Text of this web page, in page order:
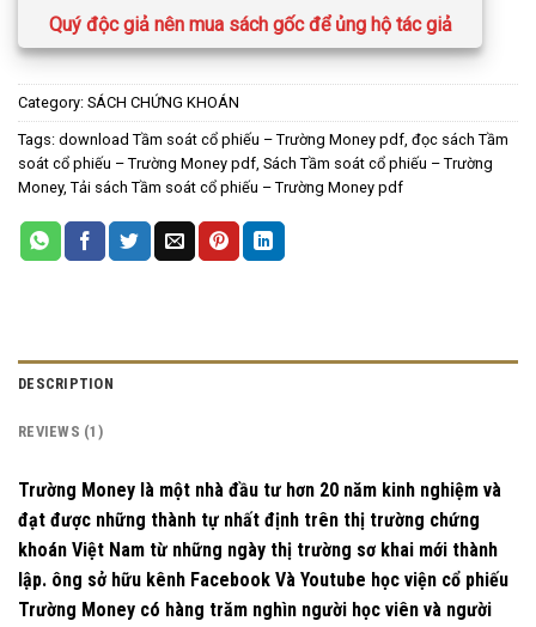
Quý độc giả nên mua sách gốc để ủng hộ tác giả
Category: SÁCH CHỨNG KHOÁN
Tags: download Tầm soát cổ phiếu – Trường Money pdf, đọc sách Tầm
soát cổ phiếu – Trường Money pdf, Sách Tầm soát cổ phiếu – Trường
Money, Tải sách Tầm soát cổ phiếu – Trường Money pdf
DESCRIPTION
REVIEWS (1)
Trường Money là một nhà đầu tư hơn 20 năm kinh nghiệm và
đạt được những thành tự nhất định trên thị trường chứng
khoán Việt Nam từ những ngày thị trường sơ khai mới thành
lập. ông sở hữu kênh Facebook Và Youtube học viện cổ phiếu
Trường Money có hàng trăm nghìn người học viên và người